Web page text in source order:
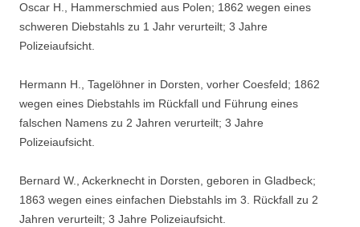
Oscar H., Hammerschmied aus Polen; 1862 wegen eines
schweren Diebstahls zu 1 Jahr verurteilt; 3 Jahre
Polizeiaufsicht.
Hermann H., Tagelöhner in Dorsten, vorher Coesfeld; 1862
wegen eines Diebstahls im Rückfall und Führung eines
falschen Namens zu 2 Jahren verurteilt; 3 Jahre
Polizeiaufsicht.
Bernard W., Ackerknecht in Dorsten, geboren in Gladbeck;
1863 wegen eines einfachen Diebstahls im 3. Rückfall zu 2
Jahren verurteilt; 3 Jahre Polizeiaufsicht.